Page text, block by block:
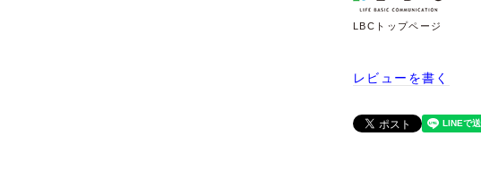
LBCトップページ
レビューを書く